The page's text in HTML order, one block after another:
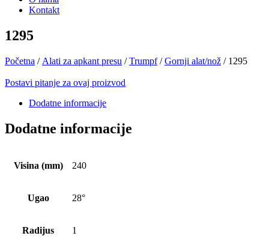
Kontakt
1295
Početna / Alati za apkant presu /Trumpf/Gornji alat/nož / 1295
Postavi pitanje za ovaj proizvod
Dodatne informacije
Dodatne informacije
Visina (mm) 240
Ugao 28°
Radijus 1